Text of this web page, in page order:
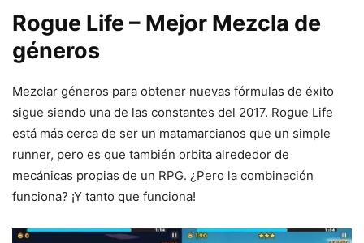
Rogue Life – Mejor Mezcla de
géneros
Mezclar géneros para obtener nuevas fórmulas de éxito
sigue siendo una de las constantes del 2017. Rogue Life
está más cerca de ser un matamarcianos que un simple
runner, pero es que también orbita alrededor de
mecánicas propias de un RPG. ¿Pero la combinación
funciona? ¡Y tanto que funciona!